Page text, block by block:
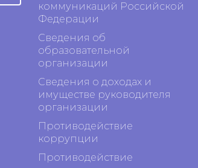
коммуникаций Российской
Федерации
Сведения об
образовательной
организации
Сведения о доходах и
имуществе руководителя
организации
Противодействие
коррупции
Противодействие